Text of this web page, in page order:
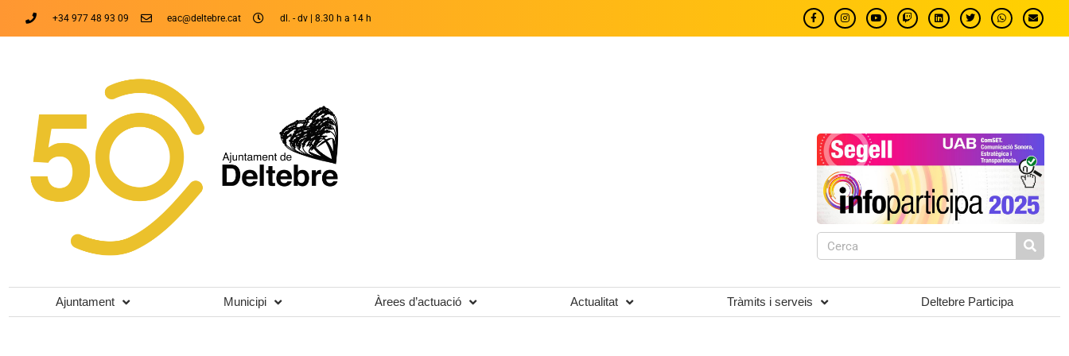
+34 977 48 93 09 eac@deltebre.cat dl. - dv | 8.30 h a 14 h
Ajuntament Municipi Àrees d’actuació Actualitat Tràmits i serveis Deltebre Participa